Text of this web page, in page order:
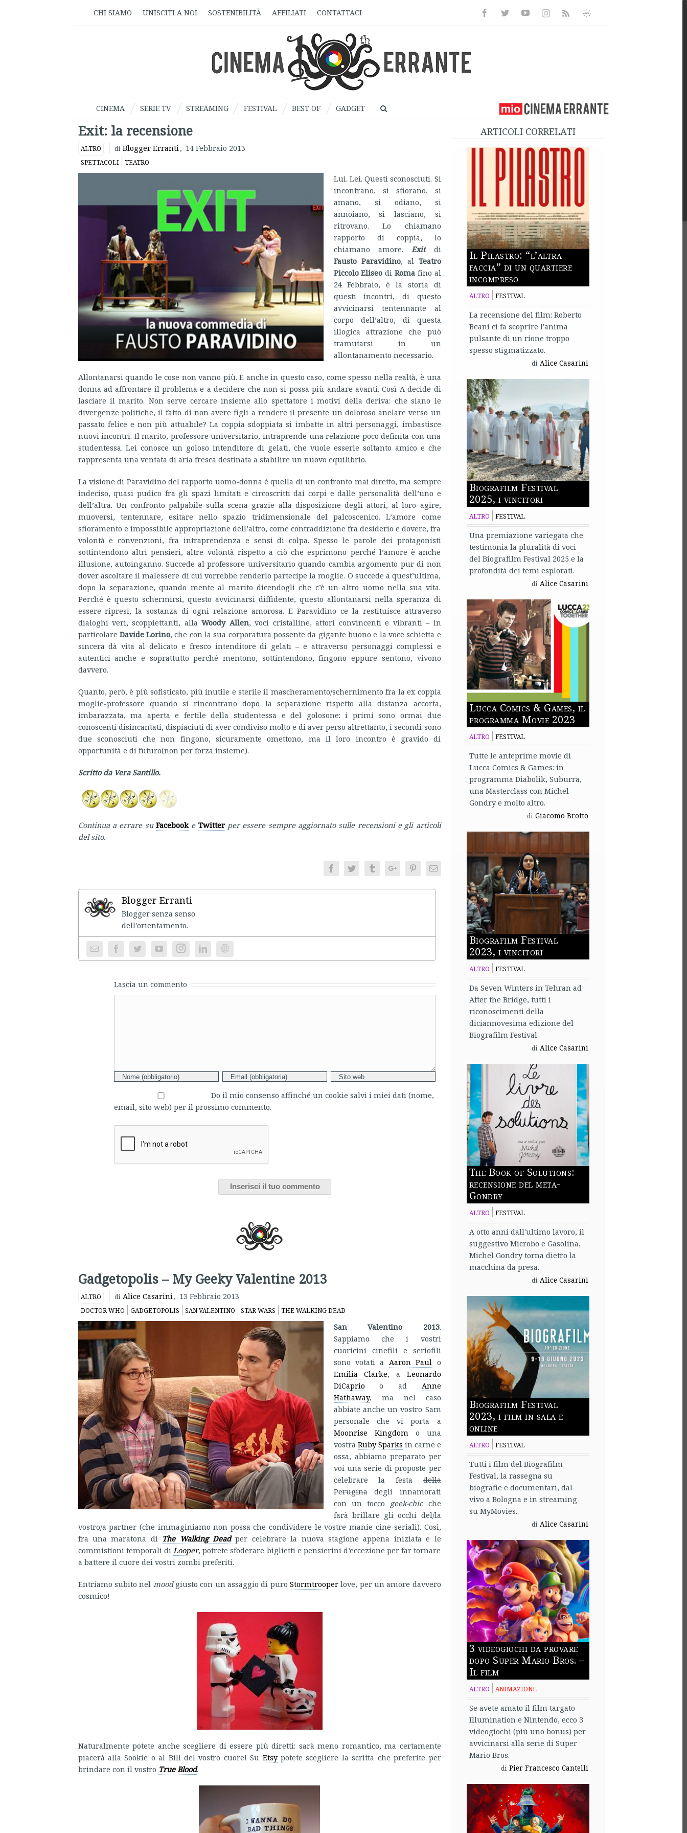
CHI SIAMO UNISCITI A NOI SOSTENIBILITÀ AFFILIATI CONTATTACI FacebookTwitterYoutubeInstagramRss
Informativa
CINEMA SERIE TV STREAMING FESTIVAL BEST OF GADGET
Exit: la recensione
ALTRO di Blogger Erranti, 14 Febbraio 2013
SPETTACOLI TEATRO
Lui. Lei. Questi sconosciuti. Si
incontrano, si sfiorano, si
amano, si odiano, si
annoiano, si lasciano, si
ritrovano. Lo chiamano
rapporto di coppia, lo
chiamano amore.Exitdi
Fausto Paravidino, al Teatro
Piccolo Eliseo di Romafino al
24 Febbraio, è la storia di
questi incontri, di questo
avvicinarsi tentennante al
corpo dell’altro, di questa
illogica attrazione che può
tramutarsi in un
allontanamento necessario.
Allontanarsi quando le cose non vanno più. E anche in questo caso, come spesso nella realtà, è una
donna ad affrontare il problema e a decidere che non si possa più andare avanti. Così A decide di
lasciare il marito. Non serve cercare insieme allo spettatore i motivi della deriva: che siano le
divergenze politiche, il fatto di non avere figli a rendere il presente un doloroso anelare verso un
passato felice e non più attuabile? La coppia sdoppiata si imbatte in altri personaggi, imbastisce
nuovi incontri. Il marito, professore universitario, intraprende una relazione poco definita con una
studentessa. Lei conosce un goloso intenditore di gelati, che vuole esserle soltanto amico e che
rappresenta una ventata di aria fresca destinata a stabilire un nuovo equilibrio.
La visione di Paravidino del rapporto uomo-donna è quella di un confronto mai diretto, ma sempre
indeciso, quasi pudico fra gli spazi limitati e circoscritti dai corpi e dalle personalità dell’uno e
dell’altra. Un confronto palpabile sulla scena grazie alla disposizione degli attori, al loro agire,
muoversi, tentennare, esitare nello spazio tridimensionale del palcoscenico. L’amore come
sfioramento e impossibile appropriazione dell’altro, come contraddizione fra desiderio e dovere, fra
volontà e convenzioni, fra intraprendenza e sensi di colpa. Spesso le parole dei protagonisti
sottintendono altri pensieri, altre volontà rispetto a ciò che esprimono perché l’amore è anche
illusione, autoinganno. Succede al professore universitario quando cambia argomento pur di non
dover ascoltare il malessere di cui vorrebbe renderlo partecipe la moglie. O succede a quest’ultima,
dopo la separazione, quando mente al marito dicendogli che c’è un altro uomo nella sua vita.
Perché è questo schermirsi, questo avvicinarsi diffidente, questo allontanarsi nella speranza di
essere ripresi, la sostanza di ogni relazione amorosa. E Paravidino ce la restituisce attraverso
dialoghi veri, scoppiettanti, allaWoody Allen, voci cristalline, attori convincenti e vibranti – in
particolare Davide Lorino, che con la sua corporatura possente da gigante buono e la voce schietta e
sincera dà vita al delicato e fresco intenditore di gelati – e attraverso personaggi complessi e
autentici anche e soprattutto perché mentono, sottintendono, fingono eppure sentono, vivono
davvero.
Quanto, però, è più sofisticato, più inutile e sterile il mascheramento/schernimento fra la ex coppia
moglie-professore quando si rincontrano dopo la separazione rispetto alla distanza accorta,
imbarazzata, ma aperta e fertile della studentessa e del golosone: i primi sono ormai due
conoscenti disincantati, dispiaciuti di aver condiviso molto e di aver perso altrettanto, i secondi sono
due sconosciuti che non fingono, sicuramente omettono, ma il loro incontro è gravido di
opportunità e di futuro(non per forza insieme).
Scritto da Vera Santillo.
Continua a errare su Facebook e Twitterper essere sempre aggiornato sulle recensioni e gli articoli
del sito.
FacebookTwitter TumblrGoogle+PinterestEmail
Blogger Erranti
Blogger senza senso
dell'orientamento.
Instagram Website
Lascia un commento
Do il mio consenso affinché un cookie salvi i miei dati (nome,
email, sito web) per il prossimo commento.
Gadgetopolis – My Geeky Valentine 2013
ALTRO di Alice Casarini , 13 Febbraio 2013
DOCTOR WHO GADGETOPOLIS SAN VALENTINO STAR WARS THE WALKING DEAD
San Valentino 2013.
Sappiamo che i vostri
cuoricini cinefili e seriofili
sono votati a Aaron Paul o
Emilia Clarke, a Leonardo
DiCaprio o ad Anne
Hathaway, ma nel caso
abbiate anche un vostro Sam
personale che vi porta a
Moonrise Kingdom o una
vostra Ruby Sparks in carne e
ossa, abbiamo preparato per
voi una serie di proposte per
celebrare la festadella
Peruginadegli innamorati
con un tocco geek-chicche
farà brillare gli occhi del/la
vostro/a partner (che immaginiamo non possa che condividere le vostre manie cine-seriali). Così,
fra una maratona di The Walking Deadper celebrare la nuova stagione appena iniziata e le
commistioni temporali di Looper, potrete sfoderare biglietti e pensierini d’eccezione per far tornare
a battere il cuore dei vostri zombi preferiti.
Entriamo subito nel mood giusto con un assaggio di puro Stormtrooperlove, per un amore davvero
cosmico!
Naturalmente potete anche scegliere di essere più diretti: sarà meno romantico, ma certamente
piacerà alla Sookie o al Bill del vostro cuore! Su Etsypotete scegliere la scritta che preferite per
brindare con il vostro True Blood.
ARTICOLI CORRELATI
Il Pilastro: “l’altra
faccia” di un quartiere
incompreso
ALTRO FESTIVAL
La recensione del film: Roberto
Beani ci fa scoprire l'anima
pulsante di un rione troppo
spesso stigmatizzato.
di Alice Casarini
Biografilm Festival
2025, i vincitori
ALTRO FESTIVAL
Una premiazione variegata che
testimonia la pluralità di voci
del Biografilm Festival 2025 e la
profondità dei temi esplorati.
di Alice Casarini
Lucca Comics & Games, il
programma Movie 2023
ALTRO FESTIVAL
Tutte le anteprime movie di
Lucca Comics & Games: in
programma Diabolik, Suburra,
una Masterclass con Michel
Gondry e molto altro.
di Giacomo Brotto
Biografilm Festival
2023, i vincitori
ALTRO FESTIVAL
Da Seven Winters in Tehran ad
After the Bridge, tutti i
riconoscimenti della
diciannovesima edizione del
Biografilm Festival
di Alice Casarini
The Book of Solutions:
recensione del meta-
Gondry
ALTRO FESTIVAL
A otto anni dall'ultimo lavoro, il
suggestivo Microbo e Gasolina,
Michel Gondry torna dietro la
macchina da presa.
di Alice Casarini
Biografilm Festival
2023, i film in sala e
online
ALTRO FESTIVAL
Tutti i film del Biografilm
Festival, la rassegna su
biografie e documentari, dal
vivo a Bologna e in streaming
su MyMovies.
di Alice Casarini
3 videogiochi da provare
dopo Super Mario Bros. –
Il film
ALTRO ANIMAZIONE
Se avete amato il film targato
Illumination e Nintendo, ecco 3
videogiochi (più uno bonus) per
avvicinarsi alla serie di Super
Mario Bros.
di Pier Francesco Cantelli